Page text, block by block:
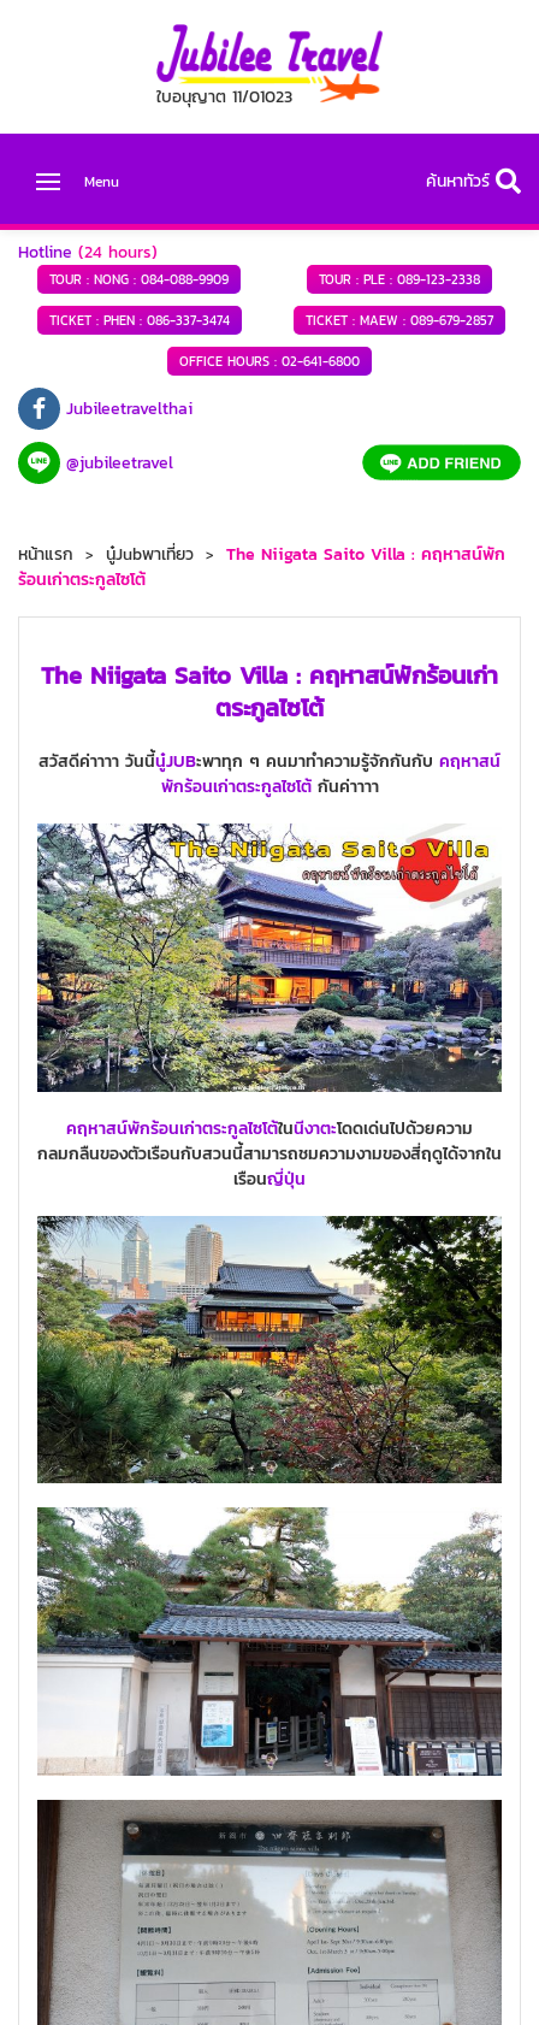
ใบอนุญาต 11/01023
Menu ค้นหาทัวร์
Hotline (24 hours)
TOUR : NONG : 084-088-9909 TOUR : PLE : 089-123-2338
TICKET : PHEN :086-337-3474 TICKET : MAEW : 089-679-2857
OFFICE HOURS : 02-641-6800
Jubileetravelthai
@jubileetravel
หน้าแรก นู๋Jubพาเที่ยว
The Niigata Saito Villa : คฤหาสน์พัก
ร้อนเก่าตระกูลไซโต้
The Niigata Saito Villa : คฤหาสน์พักร้อนเก่า
ตระกูลไซโต้
สวัสดีค่าาาา วันนี้นู๋JUBะพาทุก ๆ คนมาทำความรู้จักกันกับ คฤหาสน์
พักร้อนเก่าตระกูลไซโต้กันค่าาาา
คฤหาสน์พักร้อนเก่าตระกูลไซโต้ในนีงาตะโดดเด่นไปด้วยความ
กลมกลืนของตัวเรือนกับสวนนี้สามารถชมความงามของสี่ฤดูได้จากใน
เรือนญี่ปุ่น